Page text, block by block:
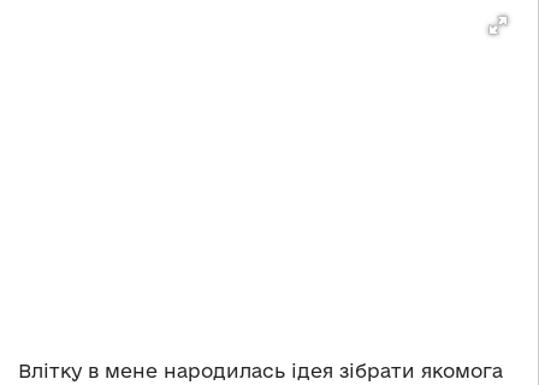
Влітку в мене народилась ідея зібрати якомога